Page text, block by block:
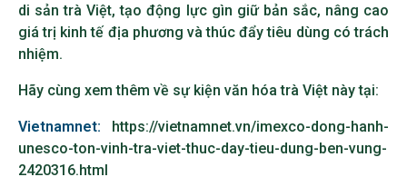
di sản trà Việt, tạo động lực gìn giữ bản sắc, nâng cao
giá trị kinh tế địa phương và thúc đẩy tiêu dùng có trách
nhiệm.
Hãy cùng xem thêm về sự kiện văn hóa trà Việt này tại:
Vietnamnet:
https://vietnamnet.vn/imexco-dong-hanh-
unesco-ton-vinh-tra-viet-thuc-day-tieu-dung-ben-vung-
2420316.html